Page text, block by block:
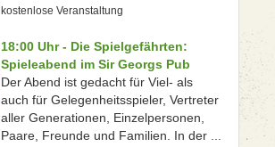
kostenlose Veranstaltung
18:00 Uhr - Die Spielgefährten:
Spieleabend im Sir Georgs Pub
Der Abend ist gedacht für Viel- als
auch für Gelegenheitsspieler, Vertreter
aller Generationen, Einzelpersonen,
Paare, Freunde und Familien. In der ...